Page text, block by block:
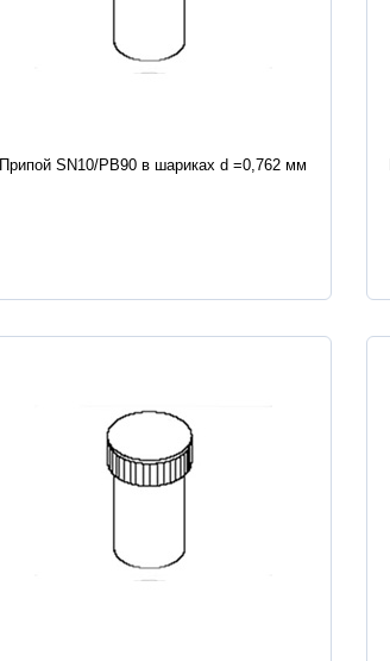
Припой SN10/PB90 в шариках d =0,762 мм